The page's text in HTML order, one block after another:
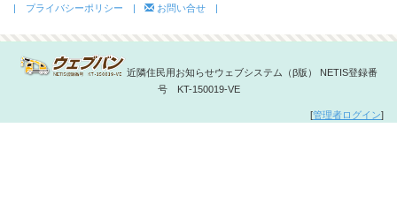
| プライバシーポリシー |
お問い合せ |
近隣住民用お知らせウェブシステム（β版） NETIS登録番
号 KT-150019-VE
[管理者ログイン]